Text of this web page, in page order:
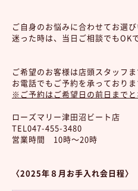
ご自身のお悩みに合わせてお選び
迷った時は、当日ご相談でもOK
ご希望のお客様は店頭スタッフ
お電話でもご予約を承っておりま
※ご予約はご希望日の前日までと
ローズマリー津田沼ビート店
TEL047-455-3480
営業時間 10時～20時
〈2025年８ 月お手入れ会日程〉